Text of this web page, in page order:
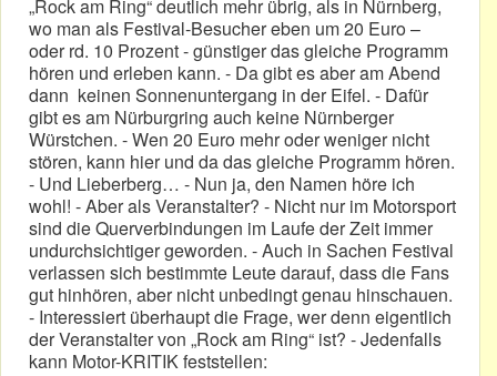
„Rock am Ring“ deutlich mehr übrig, als in Nürnberg,
wo man als Festival-Besucher eben um 20 Euro –
oder rd. 10 Prozent - günstiger das gleiche Programm
hören und erleben kann. - Da gibt es aber am Abend
dann keinen Sonnenuntergang in der Eifel. - Dafür
gibt es am Nürburgring auch keine Nürnberger
Würstchen. - Wen 20 Euro mehr oder weniger nicht
stören, kann hier und da das gleiche Programm hören.
- Und Lieberberg… - Nun ja, den Namen höre ich
wohl! - Aber als Veranstalter? - Nicht nur im Motorsport
sind die Querverbindungen im Laufe der Zeit immer
undurchsichtiger geworden. - Auch in Sachen Festival
verlassen sich bestimmte Leute darauf, dass die Fans
gut hinhören, aber nicht unbedingt genau hinschauen.
- Interessiert überhaupt die Frage, wer denn eigentlich
der Veranstalter von „Rock am Ring“ ist? - Jedenfalls
kann Motor-KRITIK feststellen: